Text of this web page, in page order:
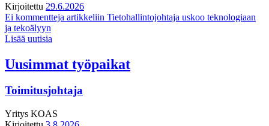
Kirjoitettu 29.6.2026
Ei kommentteja artikkeliin Tietohallintojohtaja uskoo teknologiaan
ja tekoälyyn
Lisää uutisia
Uusimmat työpaikat
Toimitusjohtaja
Yritys KOAS